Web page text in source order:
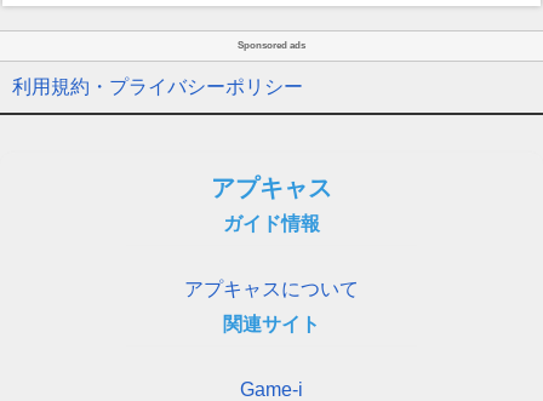
Sponsored ads
利用規約・プライバシーポリシー
アプキャス
ガイド情報
アプキャスについて
関連サイト
Game-i